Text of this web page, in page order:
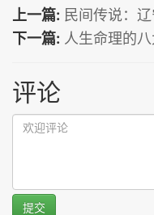
上一篇: 民间传说：
下一篇: 人生命理的八
评论
提交